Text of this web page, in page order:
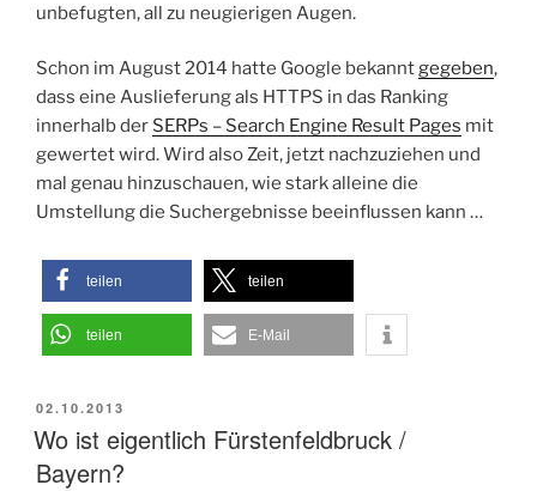
unbefugten, all zu neugierigen Augen.
Schon im August 2014 hatte Google bekanntgegeben,
dass eine Auslieferung als HTTPS in das Ranking
innerhalb der SERPs – Search Engine Result Pages mit
gewertet wird. Wird also Zeit, jetzt nachzuziehen und
mal genau hinzuschauen, wie stark alleine die
Umstellung die Suchergebnisse beeinflussen kann …
teilen teilen
teilen E-Mail
VERÖFFENTLICHT
AM
02.10.2013
Wo ist eigentlich Fürstenfeldbruck /
Bayern?